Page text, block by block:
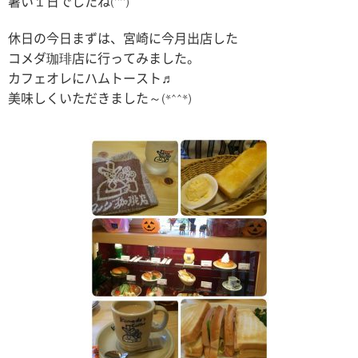
休日の今日まずは、宮崎に今月出店した
コメダ珈琲店に行ってみました。
カフェオレにハムトースト♬
美味しくいただきました～(*^^*)